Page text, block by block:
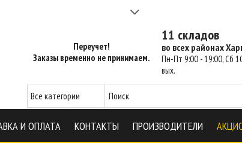
3 часа - SM Харьков
Переучет!
Заказы временно не принимаем.
11 складов
во всех районах
Пн-Пт 9:00 - 19:00, Сб
вых.
И ОПЛАТА КОНТАКТЫ ПРОИЗВОДИТЕЛИ